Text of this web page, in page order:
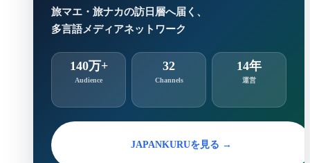
旅マエ・旅ナカの訪日層へ届く、
多言語メディアネットワーク
140万+
Audience
32
Channels
14年
運営
JAPANKURUを見る →